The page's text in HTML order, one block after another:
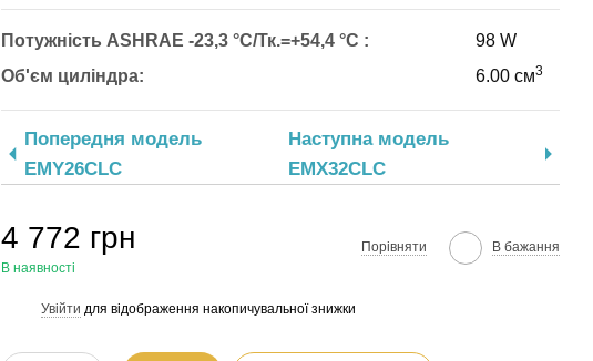
Потужність ASHRAE -23,3 °C/Тк.=+54,4 °C :
98 W
Об'єм циліндра:
6.00 см3
Попередня модель
EMY26CLC
Наступна модель
EMX32CLC
4 772 грн
В наявності
Порівняти В бажання
Увійти для відображення накопичувальної знижки